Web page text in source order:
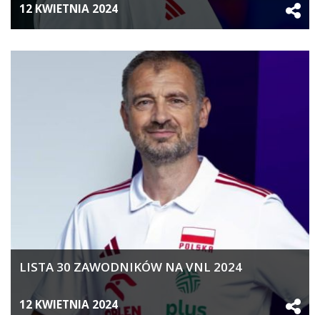
12 KWIETNIA 2024
LISTA 30 ZAWODNIKÓW NA VNL 2024
12 KWIETNIA 2024